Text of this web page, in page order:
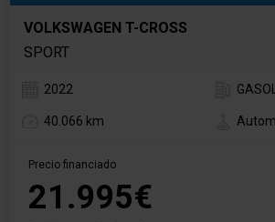
VOLKSWAGEN T-CROSS
SPORT
2022
40.066 km
Precio financiado
21.995€